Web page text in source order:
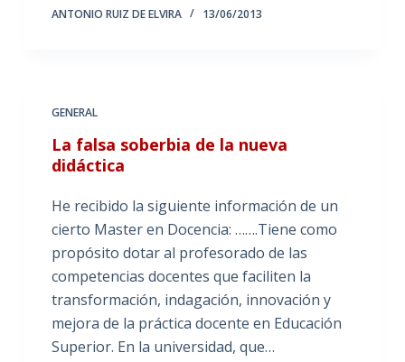
ANTONIO RUIZ DE ELVIRA 13/06/2013
GENERAL
La falsa soberbia de la nueva
didáctica
He recibido la siguiente información de un
cierto Master en Docencia: …….Tiene como
propósito dotar al profesorado de las
competencias docentes que faciliten la
transformación, indagación, innovación y
mejora de la práctica docente en Educación
Superior. En la universidad, que…